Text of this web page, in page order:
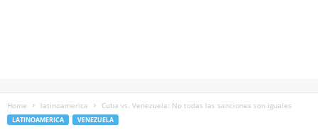
Home latinoamerica Cuba vs. Venezuela: No todas las sanciones son iguales
LATINOAMERICA VENEZUELA